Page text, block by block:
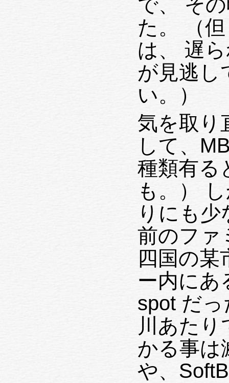
で、 その頃には予想どおり忘れてい
た。 （但し、「何の連絡もない」
は、 遅られてきた A4 の封筒を自分
が見逃
い。）
気を取り
して、MBA を
種類有る
も。） しかし使える hot spot があま
りにも少
前のフ
四国の某市も、 シ
ー内にあ
spot だった。) また、
川あたり
かる事は
や、